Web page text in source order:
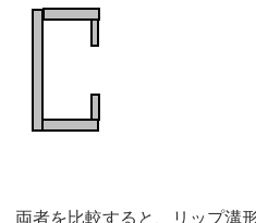
両者を比較すると、リップ溝